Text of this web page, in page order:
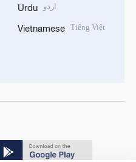
Urdu اردو
Vietnamese Tiếng Việt